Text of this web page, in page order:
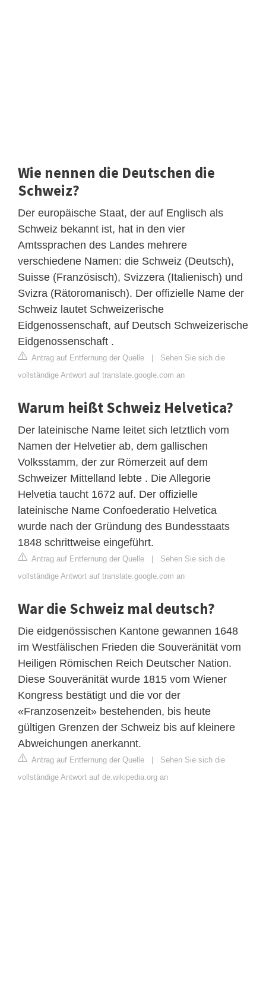
Wie nennen die Deutschen die
Schweiz?
Der europäische Staat, der auf Englisch als
Schweiz bekannt ist, hat in den vier
Amtssprachen des Landes mehrere
verschiedene Namen: die Schweiz (Deutsch),
Suisse (Französisch), Svizzera (Italienisch) und
Svizra (Rätoromanisch). Der offizielle Name der
Schweiz lautet Schweizerische
Eidgenossenschaft, auf Deutsch Schweizerische
Eidgenossenschaft .
Antrag auf Entfernung der Quelle | Sehen Sie sich die
vollständige Antwort auf translate.google.com an
Warum heißt Schweiz Helvetica?
Der lateinische Name leitet sich letztlich vom
Namen der Helvetier ab, dem gallischen
Volksstamm, der zur Römerzeit auf dem
Schweizer Mittelland lebte . Die Allegorie
Helvetia taucht 1672 auf. Der offizielle
lateinische Name Confoederatio Helvetica
wurde nach der Gründung des Bundesstaats
1848 schrittweise eingeführt.
Antrag auf Entfernung der Quelle | Sehen Sie sich die
vollständige Antwort auf translate.google.com an
War die Schweiz mal deutsch?
Die eidgenössischen Kantone gewannen 1648
im Westfälischen Frieden die Souveränität vom
Heiligen Römischen Reich Deutscher Nation.
Diese Souveränität wurde 1815 vom Wiener
Kongress bestätigt und die vor der
«Franzosenzeit» bestehenden, bis heute
gültigen Grenzen der Schweiz bis auf kleinere
Abweichungen anerkannt.
Antrag auf Entfernung der Quelle | Sehen Sie sich die
vollständige Antwort auf de.wikipedia.org an